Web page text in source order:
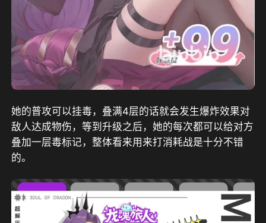
她的普攻可以挂毒，叠满4层的话就会发生爆炸效果对
敌人达成物伤，等到升级之后，她的每次都可以给对方
叠加一层毒标记，整体看来用来打消耗战是十分不错
的。